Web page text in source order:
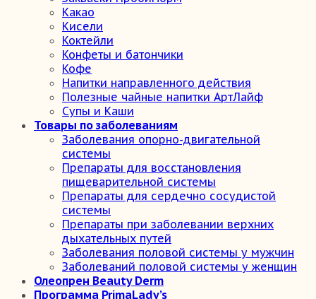
Какао
Кисели
Коктейли
Конфеты и батончики
Кофе
Напитки направленного действия
Полезные чайные напитки АртЛайф
Супы и Каши
Товары по заболеваниям
Заболевания опорно-двигательной
системы
Препараты для восстановления
пищеварительной системы
Препараты для сердечно сосудистой
системы
Препараты при заболевании верхних
дыхательных путей
Заболевания половой системы у мужчин
Заболеваний половой системы у женщин
Олеопрен Beauty Derm
Программа PrimaLady’s